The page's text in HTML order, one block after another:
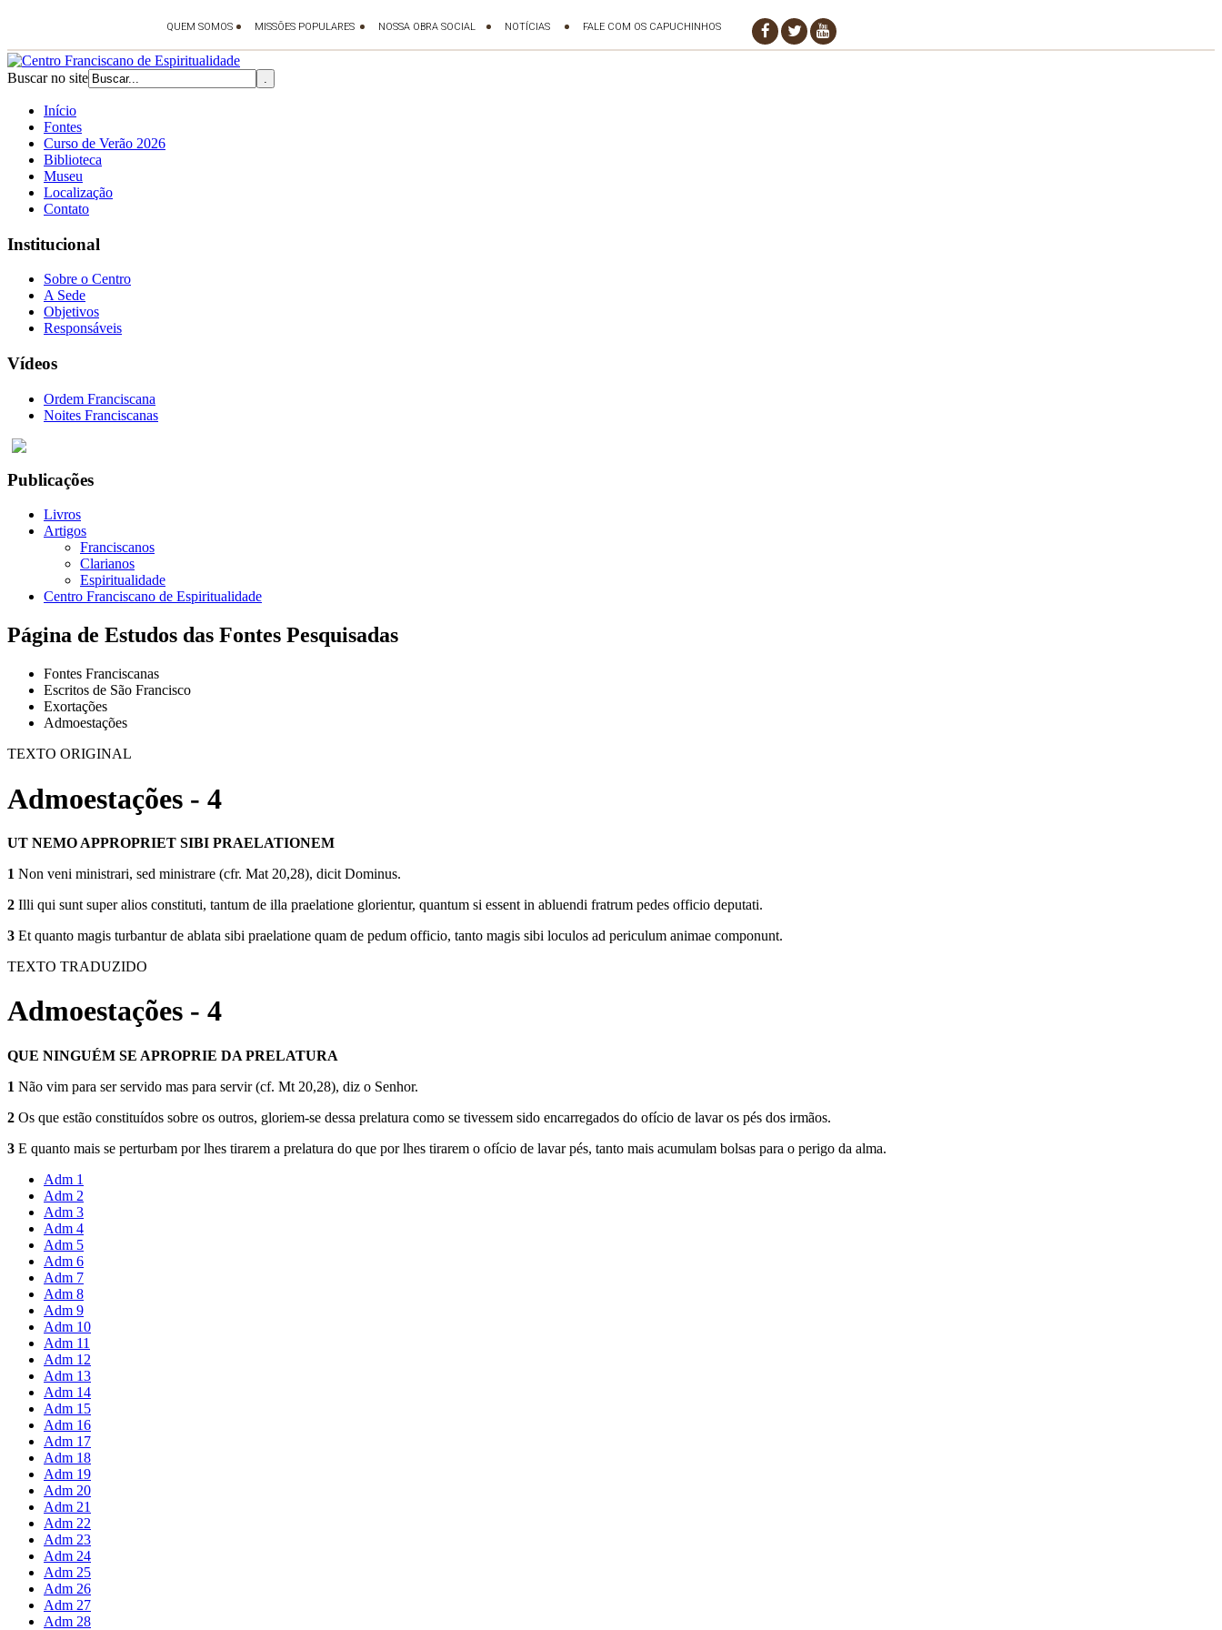
Buscar no site
Início
Fontes
Curso de Verão 2026
Biblioteca
Museu
Localização
Contato
Institucional
Sobre o Centro
A Sede
Objetivos
Responsáveis
Vídeos
Ordem Franciscana
Noites Franciscanas
Publicações
Livros
Artigos
Franciscanos
Clarianos
Espiritualidade
Centro Franciscano de Espiritualidade
Página de Estudos das Fontes Pesquisadas
Fontes Franciscanas
Escritos de São Francisco
Exortações
Admoestações
TEXTO ORIGINAL
Admoestações - 4
UT NEMO APPROPRIET SIBI PRAELATIONEM
1 Non veni ministrari, sed ministrare (cfr. Mat 20,28), dicit Dominus.
2 Illi qui sunt super alios constituti, tantum de illa praelatione glorientur, quantum si essent in abluendi fratrum pedes officio deputati.
3 Et quanto magis turbantur de ablata sibi praelatione quam de pedum officio, tanto magis sibi loculos ad periculum animae componunt.
TEXTO TRADUZIDO
Admoestações - 4
QUE NINGUÉM SE APROPRIE DA PRELATURA
1 Não vim para ser servido mas para ser­vir (cf. Mt 20,28), diz o Senhor.
2 Os que estão constituídos sobre os ou­tros, gloriem-se dessa prelatura como se ti­vessem sido encarregados do ofício de lavar os pés dos irmãos.
3 E quanto mais se pertur­bam por lhes tirarem a prelatura do que por lhes tirarem o ofício de lavar pés, tanto mais acumulam bolsas para o perigo da alma.
Adm 1
Adm 2
Adm 3
Adm 4
Adm 5
Adm 6
Adm 7
Adm 8
Adm 9
Adm 10
Adm 11
Adm 12
Adm 13
Adm 14
Adm 15
Adm 16
Adm 17
Adm 18
Adm 19
Adm 20
Adm 21
Adm 22
Adm 23
Adm 24
Adm 25
Adm 26
Adm 27
Adm 28